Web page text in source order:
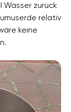
Wasser zurück
relativ
keine